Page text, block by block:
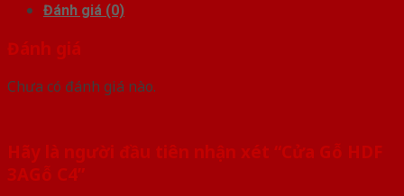
Đánh giá (0)
Đánh giá
Chưa có đánh giá nào.
Hãy là người đầu tiên nhận xét “Cửa Gỗ HDF
3AGỗ C4”